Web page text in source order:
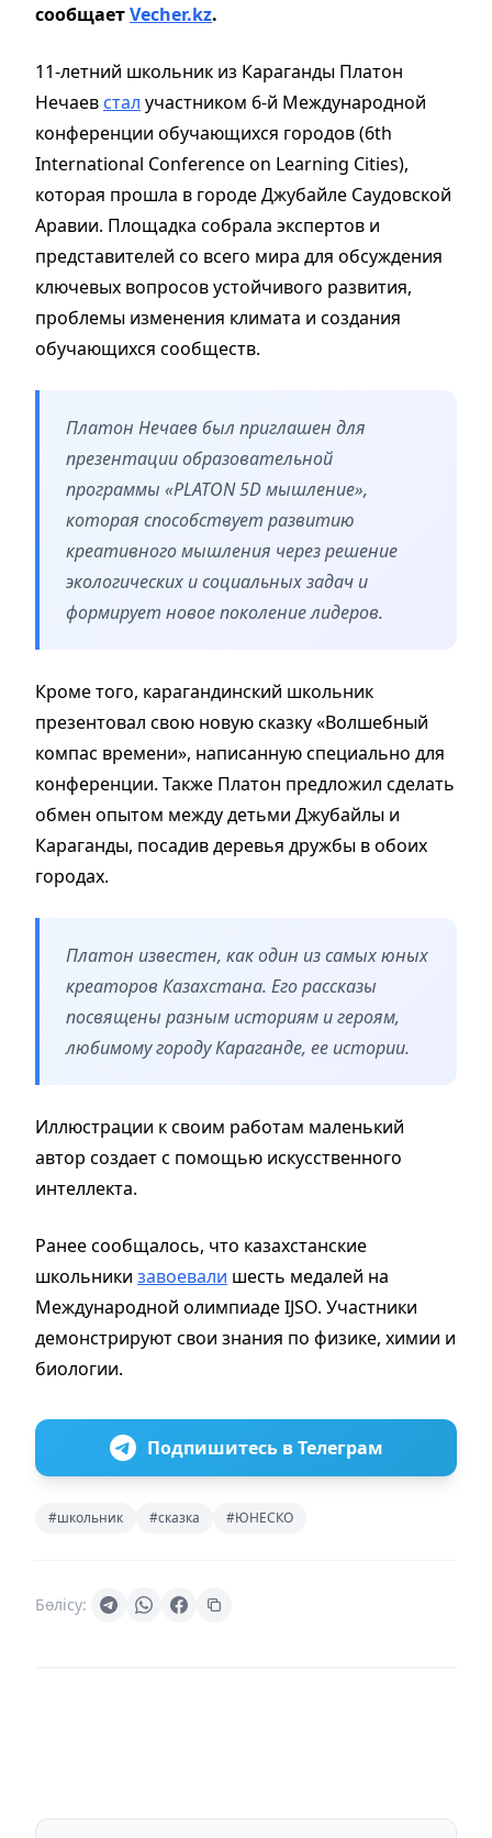
сообщаетVecher.kz.
11-летний школьник из Караганды Платон
Нечаев стал участником 6-й Международной
конференции обучающихся городов (6th
International Conference on Learning Cities),
которая прошла в городе Джубайле Саудовской
Аравии. Площадка собрала экспертов и
представителей со всего мира для обсуждения
ключевых вопросов устойчивого развития,
проблемы изменения климата и создания
обучающихся сообществ.
Платон Нечаев был приглашен для
презентации образовательной
программы «PLATON 5D мышление»,
которая способствует развитию
креативного мышления через решение
экологических и социальных задач и
формирует новое поколение лидеров.
Кроме того, карагандинский школьник
презентовал свою новую сказку «Волшебный
компас времени», написанную специально для
конференции. Также Платон предложил сделать
обмен опытом между детьми Джубайлы и
Караганды, посадив деревья дружбы в обоих
городах.
Платон известен, как один из самых юных
креаторов Казахстана. Его рассказы
посвящены разным историям и героям,
любимому городу Караганде, ее истории.
Иллюстрации к своим работам маленький
автор создает с помощью искусственного
интеллекта.
Ранее сообщалось, что казахстанские
школьники завоевали шесть медалей на
Международной олимпиаде IJSO. Участники
демонстрируют свои знания по физике, химии и
биологии.
Подпишитесь в Телеграм
#школьник #сказка #ЮНЕСКО
Бөлісу: